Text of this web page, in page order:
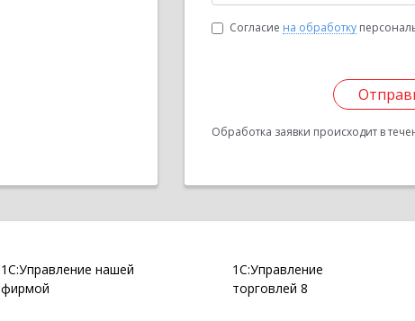
Согласие на обработку
Обработка заявки происходит в
1С:Управление нашей
фирмой
1С:Управление
торговлей 8